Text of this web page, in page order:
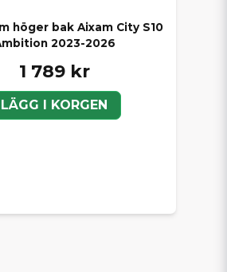
höger bak Aixam City S10
2023-2026
1 789 kr
LÄGG I KORGEN